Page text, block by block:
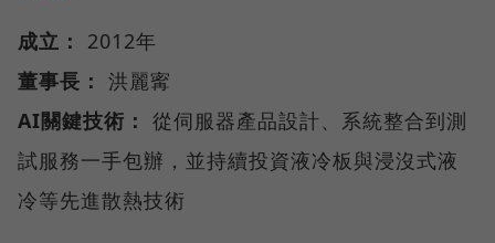
成立：
2012年
董事長： 洪麗寗
AI關鍵技術： 從伺服器產品設計、系統整合到測
試服務一手包辦，並持續投資液冷板與浸沒式液
冷等先進散熱技術